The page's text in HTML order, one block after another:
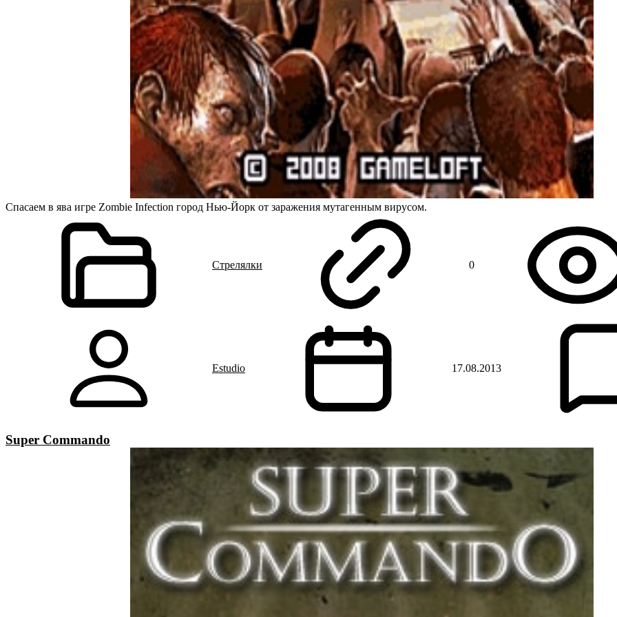
Спасаем в ява игре Zombie Infection город Нью-Йорк от заражения мутагенным вирусом.
Стрелялки 0
Estudio 17.08.2013
Super Commando